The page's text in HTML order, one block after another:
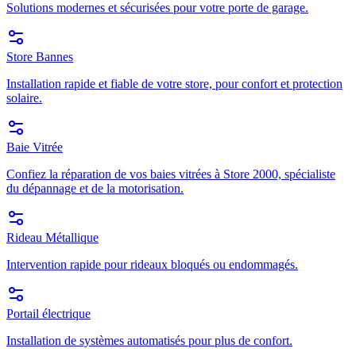
Solutions modernes et sécurisées pour votre porte de garage.
Store Bannes
Installation rapide et fiable de votre store, pour confort et protection
solaire.
Baie Vitrée
Confiez la réparation de vos baies vitrées à Store 2000, spécialiste
du dépannage et de la motorisation.
Rideau Métallique
Intervention rapide pour rideaux bloqués ou endommagés.
Portail électrique
Installation de systèmes automatisés pour plus de confort.